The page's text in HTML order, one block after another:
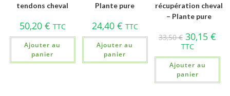
tendons cheval
50,20 € TTC
Ajouter au
panier
Plante pure
24,40 € TTC
Ajouter au
panier
récupération cheval
– Plante pure
33,50€ 30,15€
TTC
Ajouter au
panier